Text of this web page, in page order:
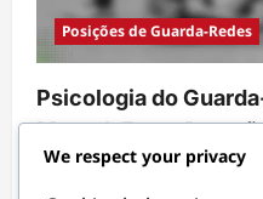
Posições de Guarda-Redes
Psicologia do
Mental, Foco,
Ethan Rivers 3 months ago
We respect your privacy